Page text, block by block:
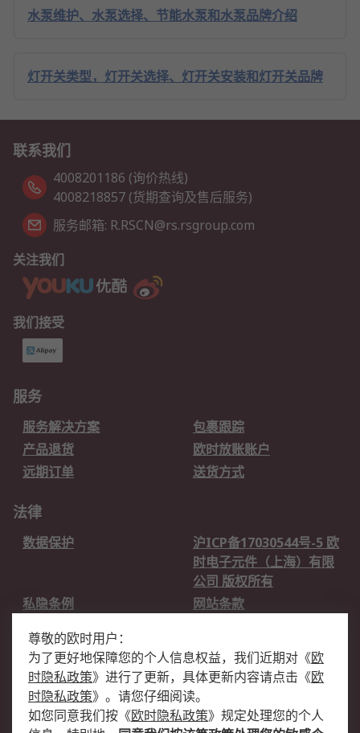
水泵维护、水泵选择、节能水泵和水泵品牌介绍
灯开关类型，灯开关选择、灯开关安装和灯开关品牌
联系我们
4008201186 (询价热线)
4008218857 (货期查询及售后服务)
服务邮箱: R.RSCN@rs.rsgroup.com
关注我们
我们接受
服务
服务解决方案
包裹跟踪
产品退货
欧时放账账户
远期订单
送货方式
法律
数据保护
沪ICP备17030544号-5 欧
时电子元件（上海）有限
公司 版权所有
私隐条例
网站条款
关于欧时
欧时销售条款
账户和付款
企业集团
全球办事处
尊敬的欧时用户：
为了更好地保障您的个人信息权益，我们近期对 《欧
时隐私政策》 进行了更新，具体更新内容请点击 《欧
时隐私政策》 。请您仔细阅读。
如您同意我们按 《欧时隐私政策》 规定处理您的个人